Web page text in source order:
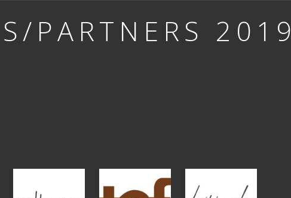
PARTNERS 2019